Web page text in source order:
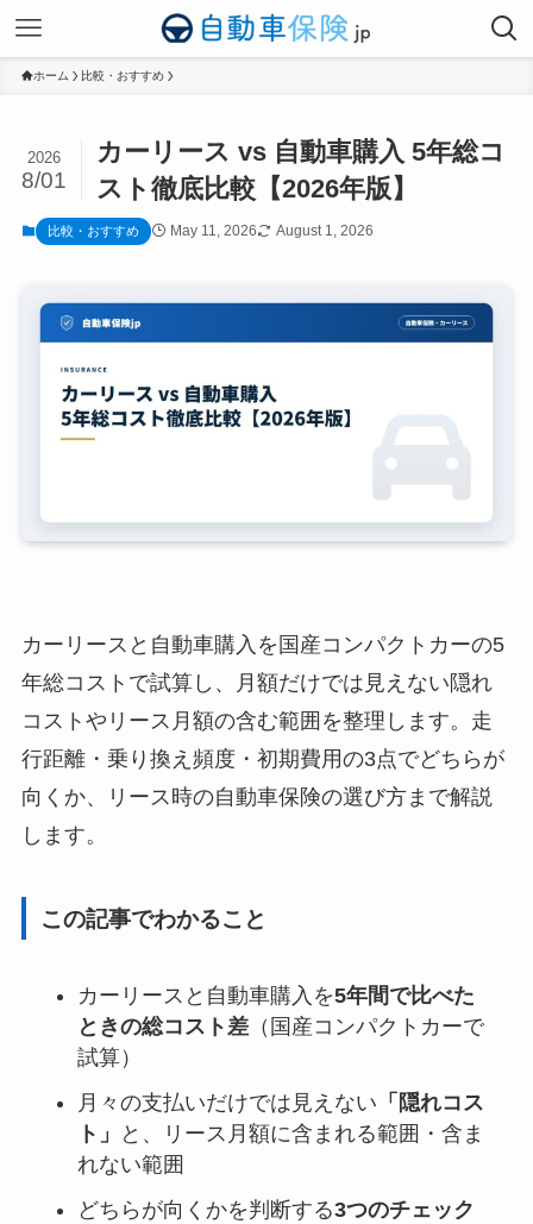
ホーム 比較・おすすめ
カーリース vs 自動車購入 5年総コ
スト徹底比較【2026年版】
2026
8/01
比較・おすすめ May 11, 2026 August 1, 2026
カーリースと自動車購入を国産コンパクトカーの5
年総コストで試算し、月額だけでは見えない隠れ
コストやリース月額の含む範囲を整理します。走
行距離・乗り換え頻度・初期費用の3点でどちらが
向くか、リース時の自動車保険の選び方まで解説
します。
この記事でわかること
カーリースと自動車購入を5年間で比べた
ときの総コスト差（国産コンパクトカーで
試算）
月々の支払いだけでは見えない 「隠れコス
ト」
と、リース月額に含まれる範囲・含ま
れない範囲
どちらが向くかを判断する3つのチェック